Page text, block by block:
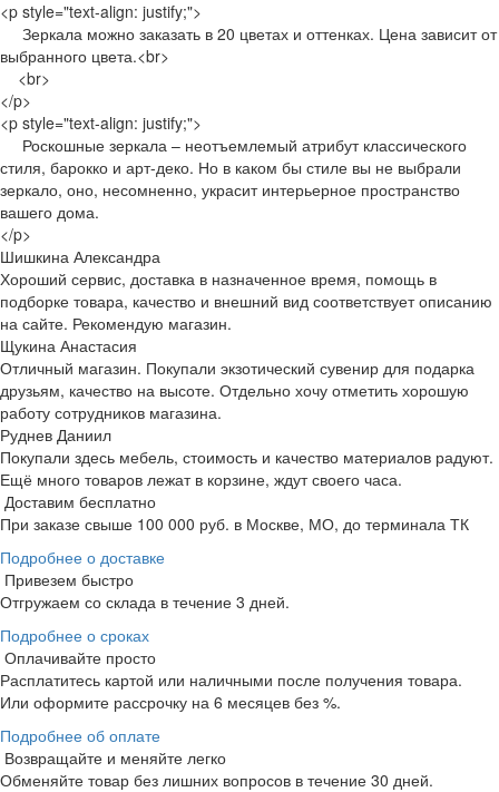
<p style="text-align: justify;">
Зеркала можно заказать в 20 цветах и оттенках. Цена зависит от
выбранного цвета.<br>
<br>
</p>
<p style="text-align: justify;">
Роскошные зеркала – неотъемлемый атрибут классического
стиля, барокко и арт-деко. Но в каком бы стиле вы не выбрали
зеркало, оно, несомненно, украсит интерьерное пространство
вашего дома.
</p>
Шишкина Александра
Хороший сервис, доставка в назначенное время, помощь в
подборке товара, качество и внешний вид соответствует описанию
на сайте. Рекомендую магазин.
Щукина Анастасия
Отличный магазин. Покупали экзотический сувенир для подарка
друзьям, качество на высоте. Отдельно хочу отметить хорошую
работу сотрудников магазина.
Руднев Даниил
Покупали здесь мебель, стоимость и качество материалов радуют.
Ещё много товаров лежат в корзине, ждут своего часа.
Доставим бесплатно
При заказе свыше 100 000 руб. в Москве, МО, до терминала ТК
Подробнее о доставке
Привезем быстро
Отгружаем со склада в течение 3 дней.
Подробнее о сроках
Оплачивайте просто
Расплатитесь картой или наличными после получения товара.
Или оформите рассрочку на 6 месяцев без %.
Подробнее об оплате
Возвращайте и меняйте легко
Обменяйте товар без лишних вопросов в течение 30 дней.